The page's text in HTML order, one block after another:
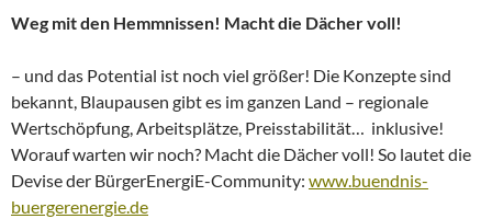
Weg mit den Hemmnissen! Macht die Dächer voll!
– und das Potential ist noch viel größer! Die Konzepte sind
bekannt, Blaupausen gibt es im ganzen Land – regionale
Wertschöpfung, Arbeitsplätze, Preisstabilität… inklusive!
Worauf warten wir noch? Macht die Dächer voll! So lautet die
Devise der BürgerEnergiE-Community: www.buendnis-
buergerenergie.de